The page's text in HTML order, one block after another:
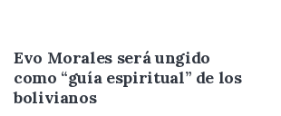
Evo Morales será ungido
como “guía espiritual” de los
bolivianos